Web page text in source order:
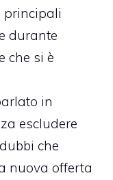
principali
durante
che si è
in
escludere
che
nuova offerta